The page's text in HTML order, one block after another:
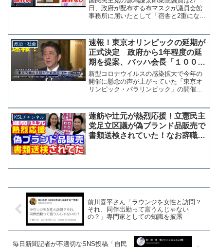
した。勉強します」
日、政府が配布する布マスクが議員会館
事務所に届いたとして「宿舎と2重になる
郵便で配布可能な場所に全て届くように
なってることを把握して...
政治・社会
速報！東京オリンピックの延期が
正式決定 政府から1年程度の延
期を提案、バッハ会長「１００％
同意する」総理「人類が新型コロ
ナに打ち勝った証として開催す
る」
新型コロナウイルスの感染拡大で今年の
開催に懸念の声が上がっていた「東京オ
リンピック・パラリンピック」の開催延
われ、政府側から東京五輪の開催を1年程
度延期することが提案...
KSLチャンネル
蓮舫や辻元が熱烈応援！立憲民主
党足立区議が偽ブランド品販売で
書類送検されていた！なお辞職は
前川喜平さん「ラウンジを女性と訪問？
それ、同伴出勤って言うんじゃない
の？」専門家としての知識を披露
毎日新聞記者が不適切なSNS投稿「自民